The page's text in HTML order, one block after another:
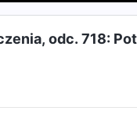
odc. 718: